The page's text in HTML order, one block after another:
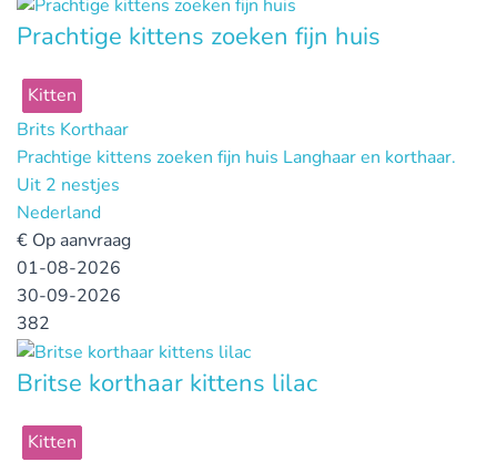
Prachtige kittens zoeken fijn huis
Kitten
Brits Korthaar
Prachtige kittens zoeken fijn huis Langhaar en korthaar.
Uit 2 nestjes
Nederland
€ Op aanvraag
01-08-2026
30-09-2026
382
Britse korthaar kittens lilac
Kitten